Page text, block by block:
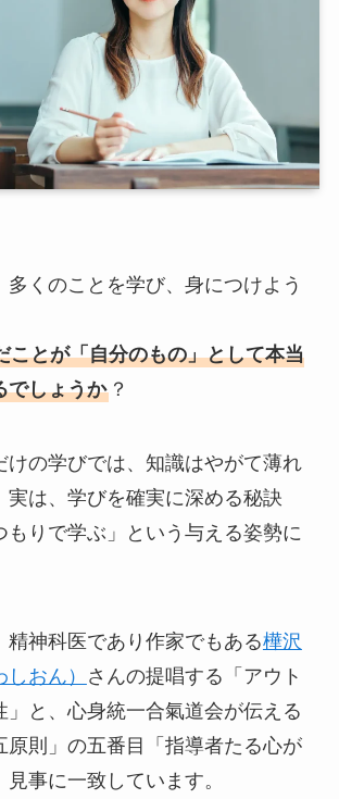
多くのことを学び、身につけよう
ことが「自分のもの」として本当
でしょうか？
けの学びでは、知識はやがて薄れ
実は、学びを確実に深める秘訣
もりで学ぶ」という与える姿勢に
精神科医であり作家でもある樺沢
おん）
さんの提唱する「アウト
」と、心身統一合氣道会が伝える
原則」の五番目「指導者たる心が
事に一致しています。